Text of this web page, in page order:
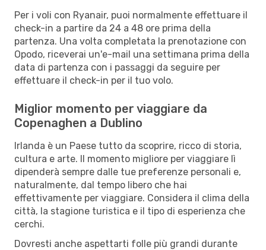
Per i voli con Ryanair, puoi normalmente effettuare il
check-in a partire da 24 a 48 ore prima della
partenza. Una volta completata la prenotazione con
Opodo, riceverai un'e-mail una settimana prima della
data di partenza con i passaggi da seguire per
effettuare il check-in per il tuo volo.
Miglior momento per viaggiare da
Copenaghen a Dublino
Irlanda è un Paese tutto da scoprire, ricco di storia,
cultura e arte. Il momento migliore per viaggiare lì
dipenderà sempre dalle tue preferenze personali e,
naturalmente, dal tempo libero che hai
effettivamente per viaggiare. Considera il clima della
città, la stagione turistica e il tipo di esperienza che
cerchi.
Dovresti anche aspettarti folle più grandi durante